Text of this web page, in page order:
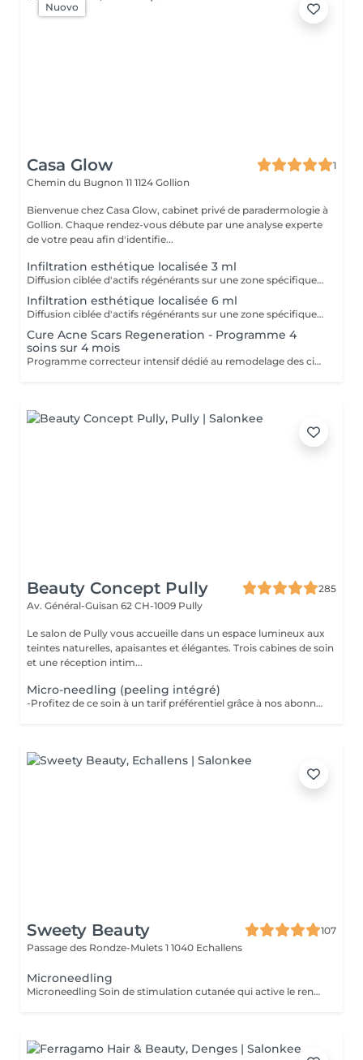
Nuovo
Casa Glow
1
Chemin du Bugnon 11 1124 Gollion
Bienvenue chez Casa Glow, cabinet privé de paradermologie à
Gollion. Chaque rendez-vous débute par une analyse experte
de votre peau afin d'identifie...
Infiltration esthétique localisée 3 ml
Diffusion ciblée d'actifs régénérants sur une zone spécifique nécessitant une stimulation renforcée via technologie nanosoft.
Infiltration esthétique localisée 6 ml
Diffusion ciblée d'actifs régénérants sur une zone spécifique nécessitant une stimulation renforcée via technologie nanosoft. Version renforcée permettant une action plus profonde (voir répétée) sur les zones ciblées.
Cure Acne Scars Regeneration - Programme 4
soins sur 4 mois
Programme correcteur intensif dédié au remodelage des cicatrices d'acné. Cure : 4 séances espacées de 28 jours + crème spécifique à domicile Objectif : lisser, restructurer et améliorer visiblement la texture cutanée. Une séance de carboxythérapie est incluse lors du premier soin. l'ajouter à chaqu'un des soin peut dans certains cas maximiser les résultats.
Beauty Concept Pully
285
Av. Général-Guisan 62 CH-1009 Pully
Le salon de Pully vous accueille dans un espace lumineux aux
teintes naturelles, apaisantes et élégantes. Trois cabines de soin
et une réception intim...
Micro-needling (peeling intégré)
-Profitez de ce soin à un tarif préférentiel grâce à nos abonnements- Micro needling + peeling chimique
Sweety Beauty
107
Passage des Rondze-Mulets 1 1040 Echallens
Microneedling
Microneedling Soin de stimulation cutanée qui active le renouvellement cellulaire et la production de collagène. Il améliore la texture de la peau, atténue imperfections, taches et ridules, tout en ravivant l'éclat du teint. Peau plus lisse Teint uniforme Éclat visible 60 minutes Minimum 4 séances recommandées à l'intervalle de 1 mois